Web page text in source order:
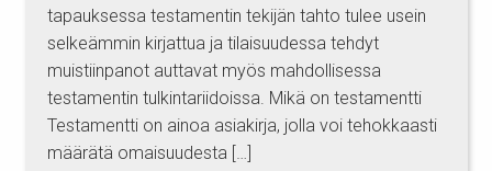
tapauksessa testamentin tekijän tahto tulee usein
selkeämmin kirjattua ja tilaisuudessa tehdyt
muistiinpanot auttavat myös mahdollisessa
testamentin tulkintariidoissa. Mikä on testamentti
Testamentti on ainoa asiakirja, jolla voi tehokkaasti
määrätä omaisuudesta […]